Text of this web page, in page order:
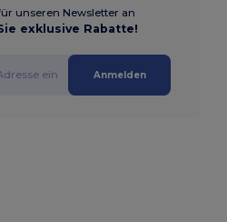
unseren Newsletter an
exklusive Rabatte!
Anmelden